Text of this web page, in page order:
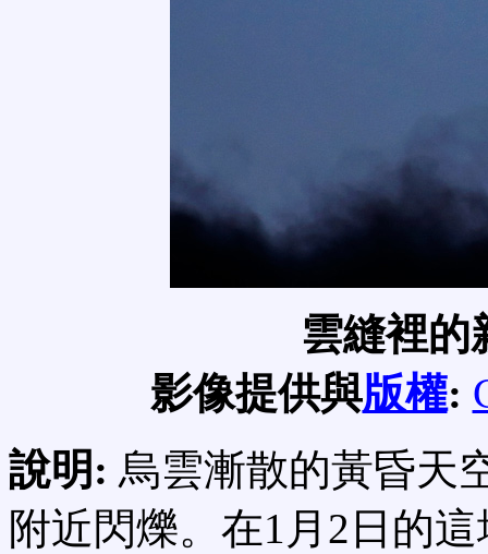
雲縫裡的
影像提供與版權:
說明: 烏雲漸散的黃昏天
附近閃爍。在1月2日的